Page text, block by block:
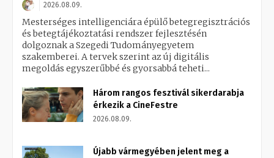
2026.08.09.
Mesterséges intelligenciára épülő betegregisztrációs
és betegtájékoztatási rendszer fejlesztésén
dolgoznak a Szegedi Tudományegyetem
szakemberei. A tervek szerint az új digitális
megoldás egyszerűbbé és gyorsabbá teheti...
Három rangos fesztivál sikerdarabja
érkezik a CineFestre
2026.08.09.
Újabb vármegyében jelent meg a